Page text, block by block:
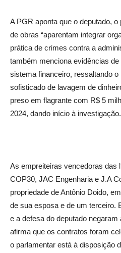
A PGR aponta que o deputado,
de obras “aparentam integrar
prática de crimes contra a
também menciona evidências
sistema financeiro, ressaltando
sofisticado de lavagem de
preso em flagrante com R$ 5
2024, dando início à investigação.
As empreiteiras vencedoras das
COP30, JAC Engenharia e J.A
propriedade de Antônio Doido,
de sua esposa e de um terceiro.
e a defesa do deputado
afirma que os contratos foram
o parlamentar está à disposição